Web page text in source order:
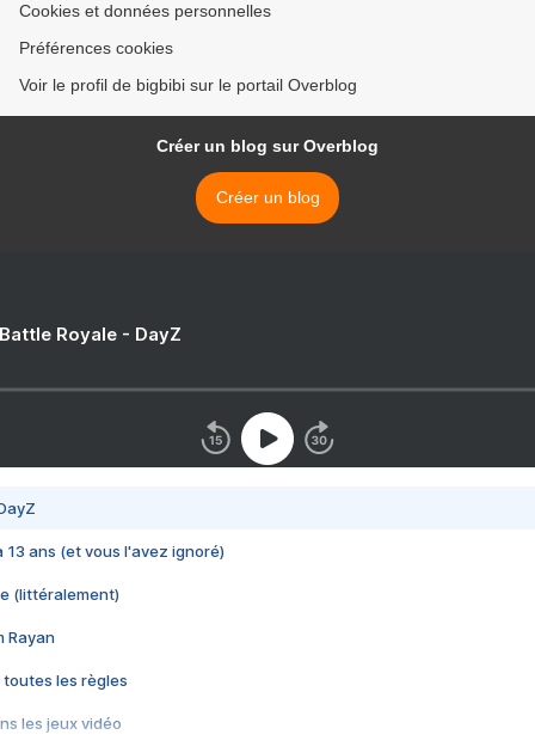
Cookies et données personnelles
Préférences cookies
Voir le profil de bigbibi sur le portail Overblog
Créer un blog sur Overblog
Créer un blog
Royale - DayZ
13 ans (et vous l'avez ignoré)
(littéralement)
Rayan
toutes les règles
les jeux vidéo